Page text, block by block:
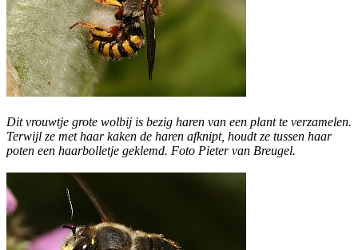
Dit vrouwtje grote wolbij is bezig haren van een plant te verzamelen.
Terwijl ze met haar kaken de haren afknipt, houdt ze tussen haar
poten een haarbolletje geklemd. Foto Pieter van Breugel.